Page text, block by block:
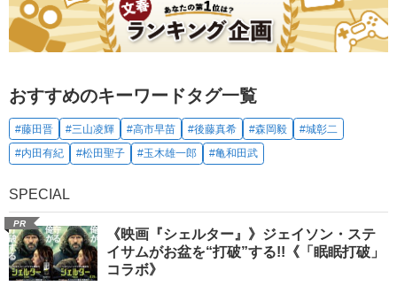
おすすめのキーワードタグ一覧
#藤田晋 #三山凌輝 #高市早苗 #後藤真希 #森岡毅
#城彰二
#内田有紀
#松田聖子 #玉木雄一郎 #亀和田武
SPECIAL
PR
《映画『シェルター』》ジェイソン・ステ
イサムがお盆を“打破”する!!《「眠眠打破」
コラボ》